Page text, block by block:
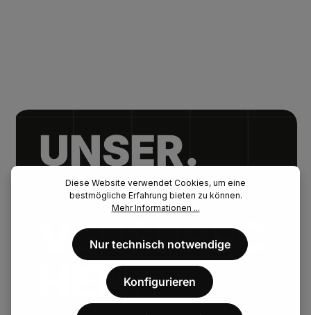
UNSER.
FENAU.
VERSPREC
HEN.
Diese Website verwendet Cookies, um eine
bestmögliche Erfahrung bieten zu können.
Mehr Informationen ...
Nur technisch notwendige
Konfigurieren